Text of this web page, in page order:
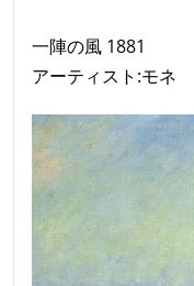
一陣の風 1881
アーティスト:モネ